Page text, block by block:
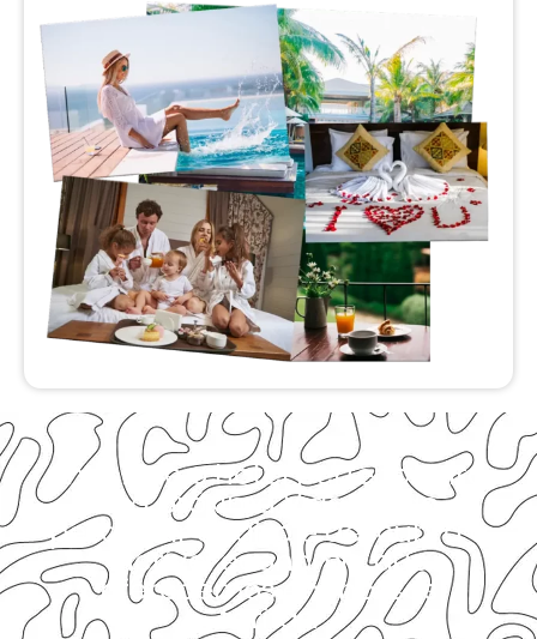
Encontre o hotel perfeito para
sua próxima Viagem ao
pesquisar abaixo e descubra a
incrível economia que
oferecemos em nossas
tarifas.